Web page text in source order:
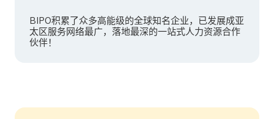
BIPO积累了众多高能级的全球知名企业，已发展成亚
太区服务网络最广，落地最深的一站式人力资源合作
伙伴！